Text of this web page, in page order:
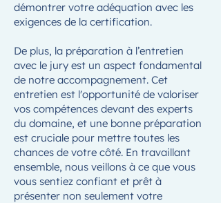
démontrer votre adéquation avec les
exigences de la certification.
De plus, la préparation à l’entretien
avec le jury est un aspect fondamental
de notre accompagnement. Cet
entretien est l'opportunité de valoriser
vos compétences devant des experts
du domaine, et une bonne préparation
est cruciale pour mettre toutes les
chances de votre côté. En travaillant
ensemble, nous veillons à ce que vous
vous sentiez confiant et prêt à
présenter non seulement votre